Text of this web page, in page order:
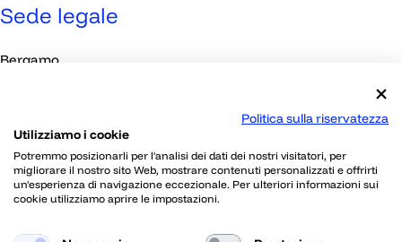
Sede legale
Bergamo
Contatti
030 2395802
Politica sulla riservatezza
Utilizziamo i cookie
Potremmo posizionarli per l'analisi dei dati dei nostri visitatori, per
migliorare il nostro sito Web, mostrare contenuti personalizzati e offrirti
un'esperienza di navigazione eccezionale. Per ulteriori informazioni sui
cookie utilizziamo aprire le impostazioni.